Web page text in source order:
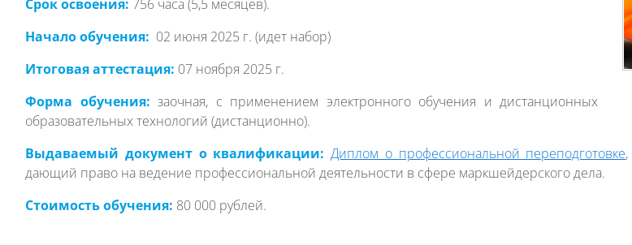
Срок освоения: 756 часа (5,5 месяцев).
Начало обучения: 02 июня 2025 г. (идет набор)
Итоговая аттестация: 07 ноября 2025 г.
Форма обучения: заочная, с применением электронного обучения и дистанционных
образовательных технологий (дистанционно).
Выдаваемый документ о квалификации: Диплом о профессиональной переподготовке
дающий право на ведение профессиональной деятельности в сфере маркшейдерского дела.
Стоимость обучения: 80 000 рублей.